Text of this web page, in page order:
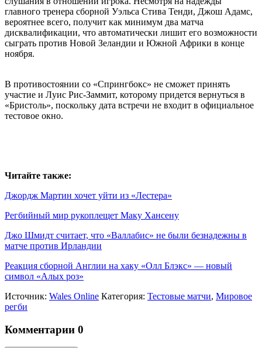
главного тренера сборной Уэльса Стива Тенди, Джош Адамс,
вероятнее всего, получит как минимум два матча
дисквалификации, что автоматически лишит его возможности
сыграть против Новой Зеландии и Южной Африки в конце
ноября.
В противостоянии со «Спрингбокс» не сможет принять
участие и Луис Рис-Заммит, которому придется вернуться в
«Бристоль», поскольку дата встречи не входит в официальное
тестовое окно.
Читайте также:
Джордж Мартин хочет уйти из «Лестера»
Регбийный мир рукоплещет Маку Хансену
Джо Шмидт считает, что «Валлабис» не были безнадежны в
матче против Ирландии
Реакция сборной Англии на хаку «Олл Блэкс» — новый
символ «Алых роз»
Источник: Wales Online Категория: Тестовые матчи, Мировое
регби
Комментарии 0